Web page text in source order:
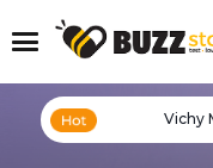
Vichy